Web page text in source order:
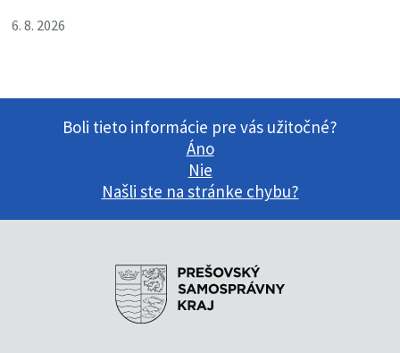
6. 8. 2026
Boli tieto informácie pre vás užitočné?
Áno
Nie
Našli ste na stránke chybu?